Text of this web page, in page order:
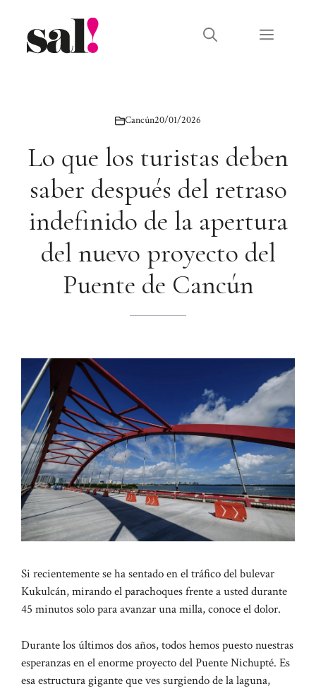
contenido
Menú
Cancún20/01/2026
Lo que los turistas deben
saber después del retraso
indefinido de la apertura
del nuevo proyecto del
Puente de Cancún
Si recientemente se ha sentado en el tráfico del bulevar
Kukulcán, mirando el parachoques frente a usted durante
45 minutos solo para avanzar una milla, conoce el dolor.
Durante los últimos dos años, todos hemos puesto nuestras
esperanzas en el enorme proyecto del Puente Nichupté. Es
esa estructura gigante que ves surgiendo de la laguna,